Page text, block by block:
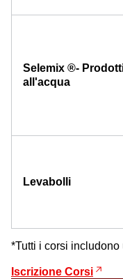
Selemix ®-
all'acqua
Levabolli
*Tutti i corsi
Iscrizione Corsi